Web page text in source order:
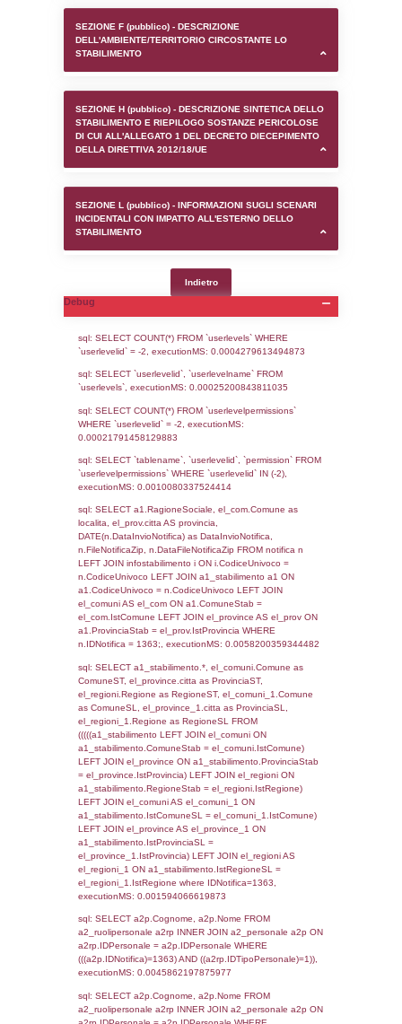
Stabilimento MONGAS
comune di Issogne
d'Aosta/Valle' d'Aoste) -
SEZIONE A1 (pubblico) - INFORMAZIONI
SEZIONE D (pubblico) - INFORMAZIONI
CONTROLLO A CUI è SOGGETTO LO
DELL'AMBIENTE/TERRITORIO
STABILIMENTO
SEZIONE H (pubblico) - DESCRIZIONE
STABILIMENTO E RIEPILOGO SOSTANZE
DI CUI ALL'ALLEGATO 1 DEL DECRETO
DELLA DIRETTIVA 2012/18/UE
SEZIONE L (pubblico) - INFORMAZIONI
INCIDENTALI CON IMPATTO
STABILIMENTO
Indietro
Debug
sql: SELECT COUNT(*) FROM `userlevels`
`userlevelid` = -2, executionMS:
sql: SELECT `userlevelid`, `userlevelname`
`userlevels`, executionMS:
sql: SELECT COUNT(*) FROM
WHERE `userlevelid` = -2, executionMS:
0.00021791458129883